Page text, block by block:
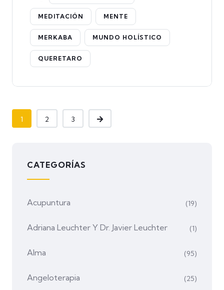
MEDITACIÓN MENTE
MERKABA MUNDO HOLÍSTICO
QUERETARO
1 2 3
CATEGORÍAS
Acupuntura (19)
Adriana Leuchter Y Dr. Javier Leuchter (1)
Alma (95)
Angeloterapia (25)